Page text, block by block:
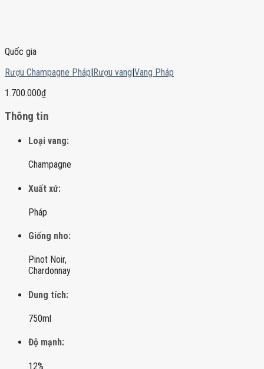
Quốc gia
Rượu Champagne Pháp|Rượu vang|Vang Pháp
1.700.000₫
Thông tin
Loại vang:
Champagne
Xuất xứ:
Pháp
Giống nho:
Pinot Noir,
Chardonnay
Dung tích:
750ml
Độ mạnh:
12%